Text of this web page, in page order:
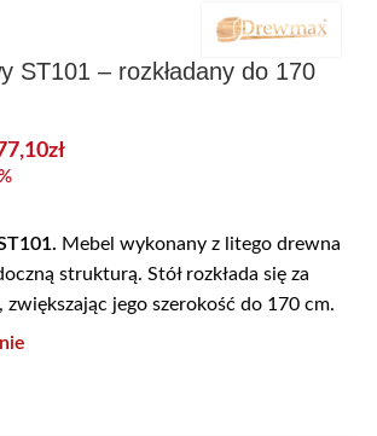
ST101 – rozkładany do 170
zł
Mebel wykonany z litego drewna
strukturą. Stół rozkłada się za
zwiększając jego szerokość do 170 cm.